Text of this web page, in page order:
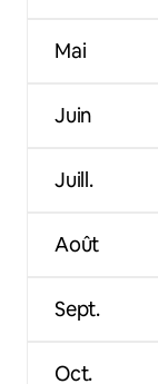
Mai
Juin
Juill.
Août
Sept.
Oct.